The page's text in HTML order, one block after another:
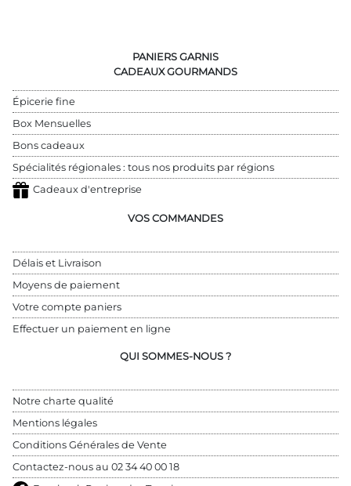
PANIERS GARNIS
CADEAUX GOURMANDS
Épicerie fine
Box Mensuelles
Bons cadeaux
Spécialités régionales : tous nos produits par régions
Cadeaux d'entreprise
VOS COMMANDES
Délais et Livraison
Moyens de paiement
Votre compte paniers
Effectuer un paiement en ligne
QUI SOMMES-NOUS ?
Notre charte qualité
Mentions légales
Conditions Générales de Vente
Contactez-nous au 02 34 40 00 18